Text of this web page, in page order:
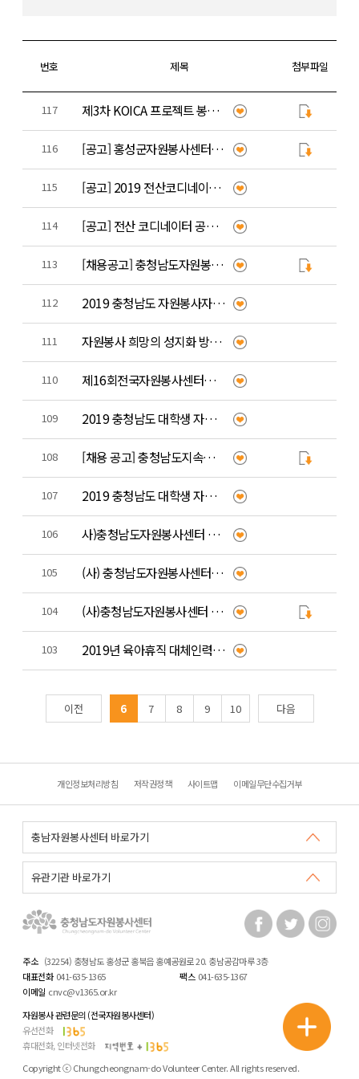
번호 제목 첨부파일
117 제3차 KOICA 프로젝트 봉사단(르완다) 모집
116 [공고] 홍성군자원봉사센터 전산코디 채용공고
115 [공고] 2019 전산코디네이터 공개 채용 최종 합격자 발표
114 [공고] 전산 코디네이터 공개 채용 1차 서류전형 합격자 발표
113 [채용공고] 충청남도자원봉사센터 전산코디네이터 채용 공고
112 2019 충청남도 자원봉사자의 날 기념식에 초대합니다.
111 자원봉사 희망의 성지화 방안 포럼에 초대합니다.
110 제16회전국자원봉사센터대회 충남 개최!
109 2019 충청남도 대학생 자원봉사콘테스트 본선 진출팀 발표 안내
108 [채용 공고] 충청남도지속가능발전협의회 기간제 계약직(육아휴직 대체자) 공개경쟁
107 2019 충청남도 대학생 자원봉사 콘테스트
106 사)충청남도자원봉사센터 직원(팀원) 공개 채용 최종 합격자 발표
105 (사) 충청남도자원봉사센터 직원(팀원)공개 채용 1차 서류전형 합격자 발표
104 (사)충청남도자원봉사센터 직원 채용 공고
103 2019년 육아휴직 대체인력(기간제)공대 채용 최종 합격자 공고
이전 6 7 8 9 10 다음
개인정보처리방침 저작권정책 사이트맵 이메일무단수집거부
주소 (32254) 충청남도 홍성군 홍북읍 홍예공원로 20. 충남공감마루 3층
대표전화 041-635-1365 팩스 041-635-1367
이메일 cnvc@v1365.or.kr
자원봉사 관련문의 (전국자원봉사센터)
유선전화
휴대전화, 인터넷전화
Copyright ⓒ Chungcheongnam-do Volunteer Center. All rights reserved.